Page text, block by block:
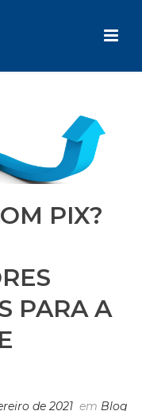
PIX?
PARA A
de 2021 em Blog